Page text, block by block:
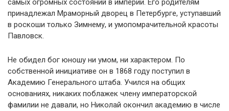
самых огромных состояний в империи. Его родителям
принадлежал Мраморный дворец в Петербурге, уступавший
в роскоши только Зимнему, и умопомрачительной красоты
Павловск.
Не обидел бог юношу ни умом, ни характером. По
собственной инициативе он в 1868 году поступил в
Академию Генерального штаба. Учился на общих
основаниях, никаких поблажек члену императорской
фамилии не давали, но Николай окончил академию в числе